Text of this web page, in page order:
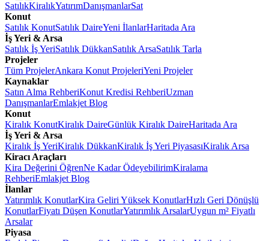
SatılıkKiralıkYatırımDanışmanlarSat
Konut
Satılık KonutSatılık DaireYeni İlanlarHaritada Ara
İş Yeri & Arsa
Satılık İş YeriSatılık DükkanSatılık ArsaSatılık Tarla
Projeler
Tüm ProjelerAnkara Konut ProjeleriYeni Projeler
Kaynaklar
Satın Alma RehberiKonut Kredisi RehberiUzman
DanışmanlarEmlakjet Blog
Konut
Kiralık KonutKiralık DaireGünlük Kiralık DaireHaritada Ara
İş Yeri & Arsa
Kiralık İş YeriKiralık DükkanKiralık İş Yeri PiyasasıKiralık Arsa
Kiracı Araçları
Kira Değerini ÖğrenNe Kadar ÖdeyebilirimKiralama
RehberiEmlakjet Blog
İlanlar
Yatırımlık KonutlarKira Geliri Yüksek KonutlarHızlı Geri Dönüşlü
KonutlarFiyatı Düşen KonutlarYatırımlık ArsalarUygun m² Fiyatlı
Arsalar
Piyasa